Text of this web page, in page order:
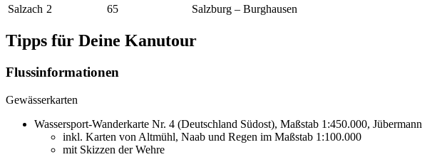
Salzach 2 65 Salzburg – Burghausen
Tipps für Deine Kanutour
Flussinformationen
Gewässerkarten
Wassersport-Wanderkarte Nr. 4 (Deutschland Südost), Maßstab 1:450.000, Jübermann
inkl. Karten von Altmühl, Naab und Regen im Maßstab 1:100.000
mit Skizzen der Wehre